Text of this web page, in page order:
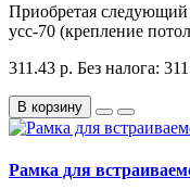
Приобретая следующий
усс-70 (крепление
311.43 р. Без налога:
В корзину
Рамка для